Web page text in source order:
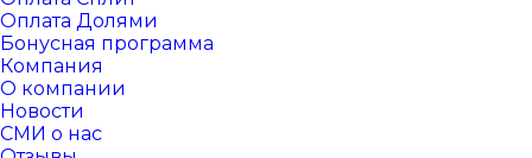
Оплата Долями
Бонусная программа
Компания
О компании
Новости
СМИ о нас